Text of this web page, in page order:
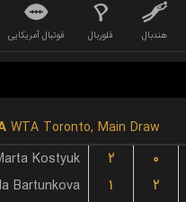
هندبال فلوربال فوتبال آمریکایی
WTA Toronto, Main Draw
Kostyuk
۲ ۰
Bartunkova
۱ ۲